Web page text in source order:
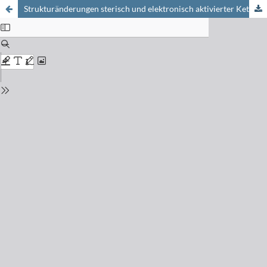
Strukturänderungen sterisch und elektronisch aktivierter Ketenderivate bei der elektrochemischen und chemischen Oxidation